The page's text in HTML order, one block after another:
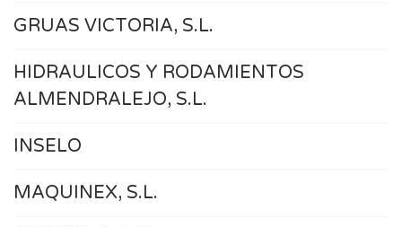
GRUAS VICTORIA, S.L.
HIDRAULICOS Y RODAMIENTOS
ALMENDRALEJO, S.L.
INSELO
MAQUINEX, S.L.